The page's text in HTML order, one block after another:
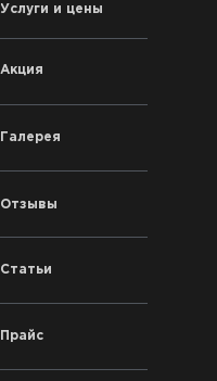
Услуги и цены
Акция
Галерея
Отзывы
Статьи
Прайс